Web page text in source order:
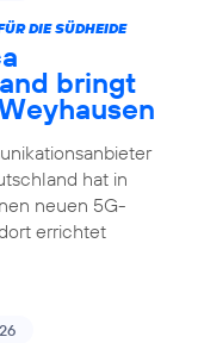
DIE SÜDHEIDE
bringt
hat in
neuen 5G-
errichtet